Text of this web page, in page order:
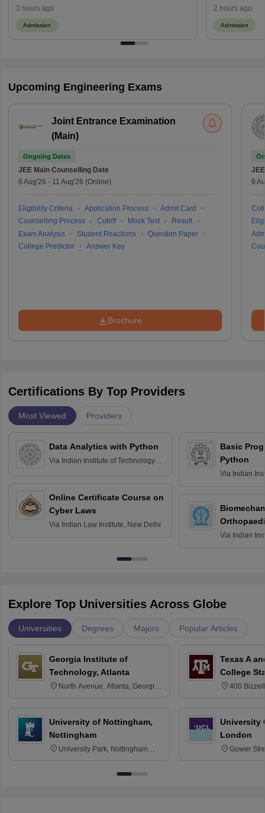
3 hours ago
Admission
Colleges,
2 hours ago
Admission
Upcoming Engineering Exams
Joint Entrance Examination
(Main)
Ongoing Dates
JEE Main Counselling Date
6 Aug'26 - 11 Aug'26 (Online)
Eligibility Criteria Application Process
Admit Card
Counselling Process
Cutoff Mock Test
Result
Exam Analysis
Student Reactions
Question Paper
College Predictor
Answer Key
Brochure
6
Certifications By Top Providers
Most Viewed Providers
Data Analytics with Python
Via Indian Institute of Technology
Online Certificate Course on
Cyber Laws
Via Indian Law Institute, New Delhi
Basic
Python
Via Indian
Via Indian
Explore Top Universities Across Globe
Universities Degrees Majors Popular Articles
Georgia Institute of
Technology, Atlanta
North Avenue, Atlanta, Georgia
University of Nottingham,
Nottingham
University Park, Nottingham
Texas A
College
400
University
London
Gower